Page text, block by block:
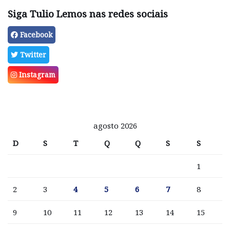
Siga Tulio Lemos nas redes sociais
Facebook
Twitter
Instagram
agosto 2026
D
S T Q Q S S
1
2 3 4 5 6 7 8
9 10 11 12 13 14 15